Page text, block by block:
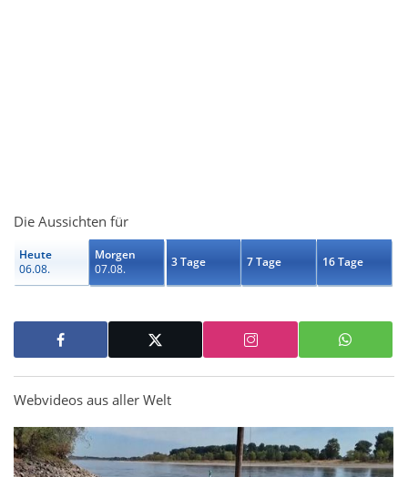
Die Aussichten für
Heute
06.08.
Morgen
07.08.
3 Tage 7 Tage 16 Tage
Webvideos aus aller Welt